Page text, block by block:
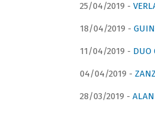
25/04/2019 -
18/04/2019 -
11/04/2019 - DUO
04/04/2019 -
28/03/2019 -